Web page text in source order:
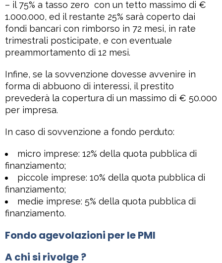
– il 75% a tasso zero con un tetto massimo di €
1.000.000, ed il restante 25% sarà coperto dai
fondi bancari con rimborso in 72 mesi, in rate
trimestrali posticipate, e con eventuale
preammortamento di 12 mesi.
Infine, se la sovvenzione dovesse avvenire in
forma di abbuono di interessi, il prestito
prevederà la copertura di un massimo di € 50.000
per impresa.
In caso di sovvenzione a fondo perduto:
micro imprese: 12% della quota pubblica di
finanziamento;
piccole imprese: 10% della quota pubblica di
finanziamento;
medie imprese: 5% della quota pubblica di
finanziamento.
Fondo agevolazioni per le PMI
A chi si rivolge ?